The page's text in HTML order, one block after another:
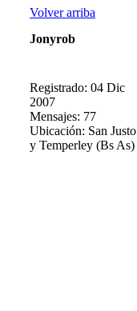
Volver arriba
Jonyrob
Registrado: 04 Dic
2007
Mensajes: 77
Ubicación: San Justo
y Temperley (Bs As)